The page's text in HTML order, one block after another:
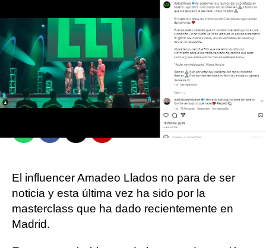
Juan Ceñal
Publicado:20 de mayo de 2024, 12:23
WhatsappFacebook Flipboard
El influencer Amadeo Llados no para de ser
noticia y esta última vez ha sido por la
masterclass que ha dado recientemente en
Madrid.